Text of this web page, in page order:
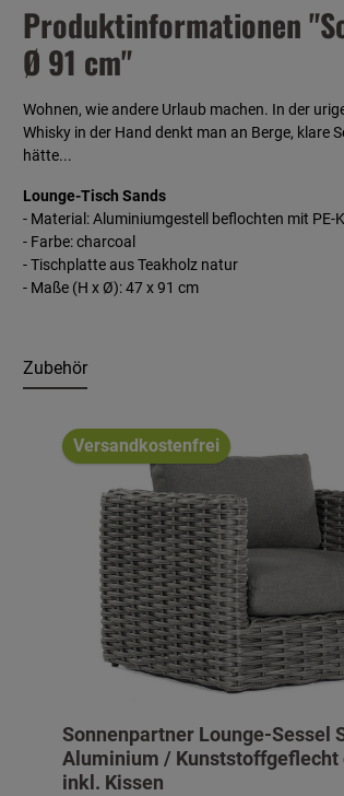
Produktinformationen
Ø 91 cm"
Wohnen, wie andere Urlaub machen. In der
Whisky in der Hand denkt man an Berge, klare
hätte...
Lounge-Tisch Sands
- Material: Aluminiumgestell beflochten mit
- Farbe: charcoal
- Tischplatte aus Teakholz natur
- Maße (H x Ø): 47 x 91 cm
Zubehör
Versandkostenfrei
Sonnenpartner Lounge-Sessel
Aluminium / Kunststoffgeflecht
inkl. Kissen